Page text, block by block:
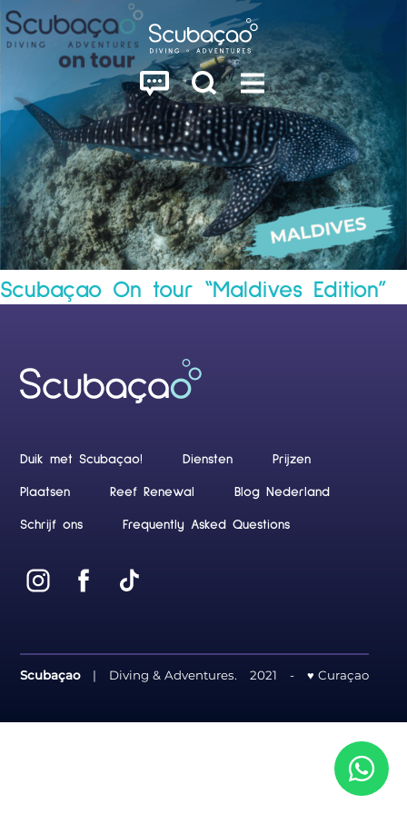
Scubaçao On tour “Maldives Edition”
Duik met Scubaçao! Diensten Prijzen
Plaatsen Reef Renewal Blog Nederland
Schrijf ons Frequently Asked Questions
Scubaçao | Diving & Adventures. 2021 - ♥ Curaçao